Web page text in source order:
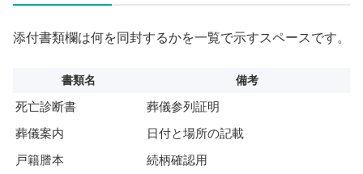
添付書類欄は何を同封するかを一覧で示すスペースです。
書類名 備考
死亡診断書
葬儀参列証明
葬儀案内
日付と場所の記載
戸籍謄本
続柄確認用